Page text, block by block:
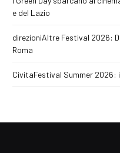
e del Lazio
direzioniAltre Festival 2026:
Roma
CivitaFestival Summer 2026: